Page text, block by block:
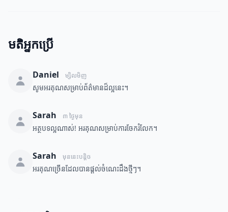
មតិអ្នកប្រើ
Daniel ម្សិលមិញ
សូមអរគុណសម្រាប់ព័ត៌មានដ៏ល្អនេះ។
Sarah ៣ ថ្ងៃមុន
អត្ថបទល្អណាស់! អរគុណសម្រាប់ការចែករំលែក។
Sarah មុននេះបន្តិច
អរគុណច្រើនដែលបានផ្តល់ចំណេះដឹងថ្មីៗ។